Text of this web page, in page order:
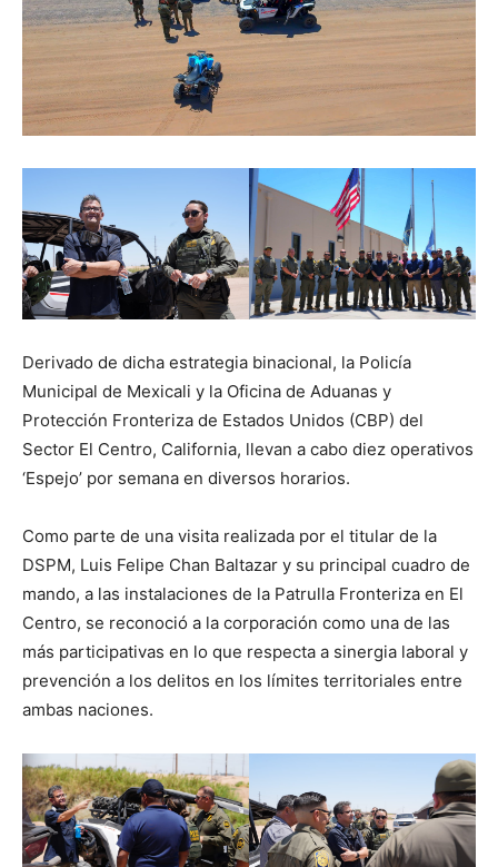
Derivado de dicha estrategia binacional, la Policía
Municipal de Mexicali y la Oficina de Aduanas y
Protección Fronteriza de Estados Unidos (CBP) del
Sector El Centro, California, llevan a cabo diez operativos
‘Espejo’ por semana en diversos horarios.
Como parte de una visita realizada por el titular de la
DSPM, Luis Felipe Chan Baltazar y su principal cuadro de
mando, a las instalaciones de la Patrulla Fronteriza en El
Centro, se reconoció a la corporación como una de las
más participativas en lo que respecta a sinergia laboral y
prevención a los delitos en los límites territoriales entre
ambas naciones.